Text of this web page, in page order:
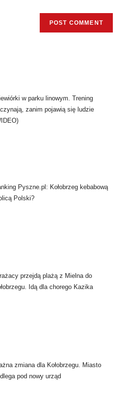
w parku linowym. Trening
zanim pojawią się ludzie
Pyszne.pl: Kołobrzeg kebabową
Polski?
przejdą plażą z Mielna do
Idą dla chorego Kazika
zmiana dla Kołobrzegu. Miasto
pod nowy urząd